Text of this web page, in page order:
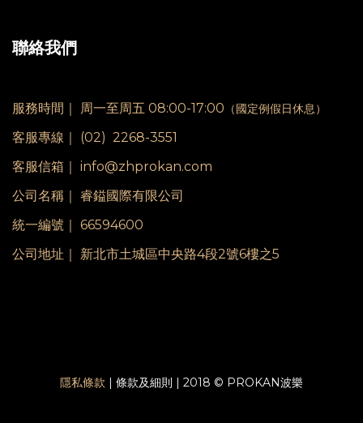
聯絡我們
服務時間｜ 周一至周五 08:00-17:00 （國定例假日休息）
客服專線｜ (02) 2268-3551
客服信箱｜ info@zhprokan.com
公司名稱｜ 睿鎰國際有限公司
統一編號｜ 66594600
公司地址｜ 新北市土城區中央路4段2號6樓之5
隱私條款 | 條款及細則 | 2018 © PROKAN波樂